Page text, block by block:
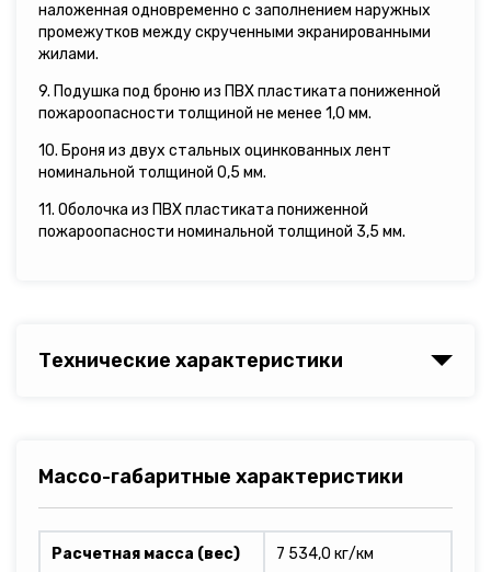
наложенная одновременно с заполнением наружных
промежутков между скрученными экранированными
жилами.
9. Подушка под броню из ПВХ пластиката пониженной
пожароопасности толщиной не менее 1,0 мм.
10. Броня из двух стальных оцинкованных лент
номинальной толщиной 0,5 мм.
11. Оболочка из ПВХ пластиката пониженной
пожароопасности номинальной толщиной 3,5 мм.
Технические характеристики
Массо-габаритные характеристики
Расчетная масса (вес) 7 534,0 кг/км